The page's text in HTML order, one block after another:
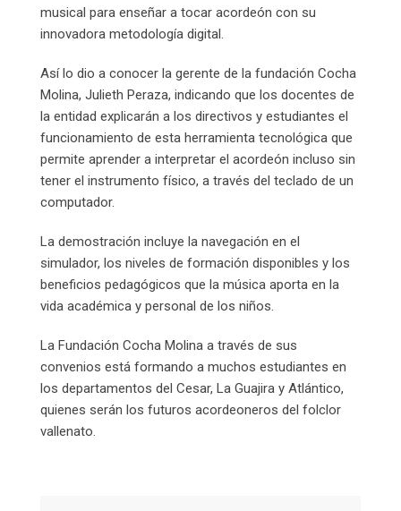
musical para enseñar a tocar acordeón con su
innovadora metodología digital.
Así lo dio a conocer la gerente de la fundación Cocha
Molina, Julieth Peraza, indicando que los docentes de
la entidad explicarán a los directivos y estudiantes el
funcionamiento de esta herramienta tecnológica que
permite aprender a interpretar el acordeón incluso sin
tener el instrumento físico, a través del teclado de un
computador.
La demostración incluye la navegación en el
simulador, los niveles de formación disponibles y los
beneficios pedagógicos que la música aporta en la
vida académica y personal de los niños.
La Fundación Cocha Molina a través de sus
convenios está formando a muchos estudiantes en
los departamentos del Cesar, La Guajira y Atlántico,
quienes serán los futuros acordeoneros del folclor
vallenato.